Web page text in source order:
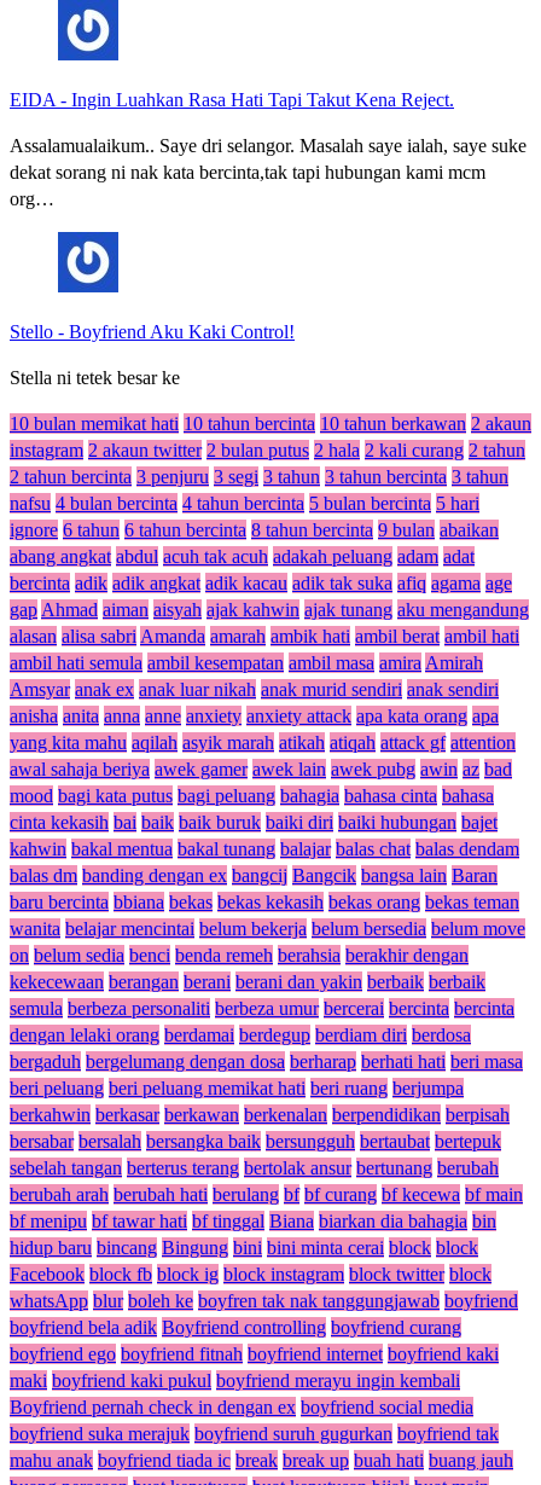
EIDA - Ingin Luahkan Rasa Hati Tapi Takut Kena Reject.
Assalamualaikum.. Saye dri selangor. Masalah saye ialah, saye suke
dekat sorang ni nak kata bercinta,tak tapi hubungan kami mcm
org…
Stello - Boyfriend Aku Kaki Control!
Stella ni tetek besar ke
10 bulan memikat hati 10 tahun bercinta 10 tahun berkawan 2 akaun
instagram 2 akaun twitter 2 bulan putus 2 hala 2 kali curang 2 tahun
2 tahun bercinta 3 penjuru 3 segi 3 tahun 3 tahun bercinta 3 tahun
nafsu 4 bulan bercinta 4 tahun bercinta 5 bulan bercinta 5 hari
ignore 6 tahun 6 tahun bercinta 8 tahun bercinta 9 bulan abaikan
abang angkat abdul acuh tak acuh adakah peluang adam adat
bercinta adik adik angkat adik kacau adik tak suka afiq agama age
gap Ahmad aiman aisyah ajak kahwin ajak tunang aku mengandung
alasan alisa sabri Amanda amarah ambik hati ambil berat ambil hati
ambil hati semula ambil kesempatan ambil masa amira Amirah
Amsyar anak ex anak luar nikah anak murid sendiri anak sendiri
anisha anita anna anne anxiety anxiety attack apa kata orang apa
yang kita mahu aqilah asyik marah atikah atiqah attack gf attention
awal sahaja beriya awek gamer awek lain awek pubg awin az bad
mood bagi kata putus bagi peluang bahagia bahasa cinta bahasa
cinta kekasih bai baik baik buruk baiki diri baiki hubungan bajet
kahwin bakal mentua bakal tunang balajar balas chat balas dendam
balas dm banding dengan ex bangcij Bangcik bangsa lain Baran
baru bercinta bbiana bekas bekas kekasih bekas orang bekas teman
wanita belajar mencintai belum bekerja belum bersedia belum move
on belum sedia benci benda remeh berahsia berakhir dengan
kekecewaan berangan berani berani dan yakin berbaik berbaik
semula berbeza personaliti berbeza umur bercerai bercinta bercinta
dengan lelaki orang berdamai berdegup berdiam diri berdosa
bergaduh bergelumang dengan dosa berharap berhati hati beri masa
beri peluang beri peluang memikat hati beri ruang berjumpa
berkahwin berkasar berkawan berkenalan berpendidikan berpisah
bersabar bersalah bersangka baik bersungguh bertaubat bertepuk
sebelah tangan berterus terang bertolak ansur bertunang berubah
berubah arah berubah hati berulang bf bf curang bf kecewa bf main
bf menipu bf tawar hati bf tinggal Biana biarkan dia bahagia bin
hidup baru bincang Bingung bini bini minta cerai block block
Facebook block fb block ig block instagram block twitter block
whatsApp blur boleh ke boyfren tak nak tanggungjawab boyfriend
boyfriend bela adik Boyfriend controlling boyfriend curang
boyfriend ego boyfriend fitnah boyfriend internet boyfriend kaki
maki boyfriend kaki pukul boyfriend merayu ingin kembali
Boyfriend pernah check in dengan ex boyfriend social media
boyfriend suka merajuk boyfriend suruh gugurkan boyfriend tak
mahu anak boyfriend tiada ic break break up buah hati buang jauh